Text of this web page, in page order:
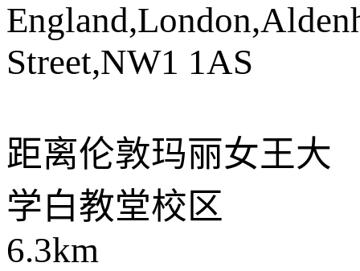
Street,NW1 1AS
距离伦敦玛丽女王大
学白教堂校区
6.3km